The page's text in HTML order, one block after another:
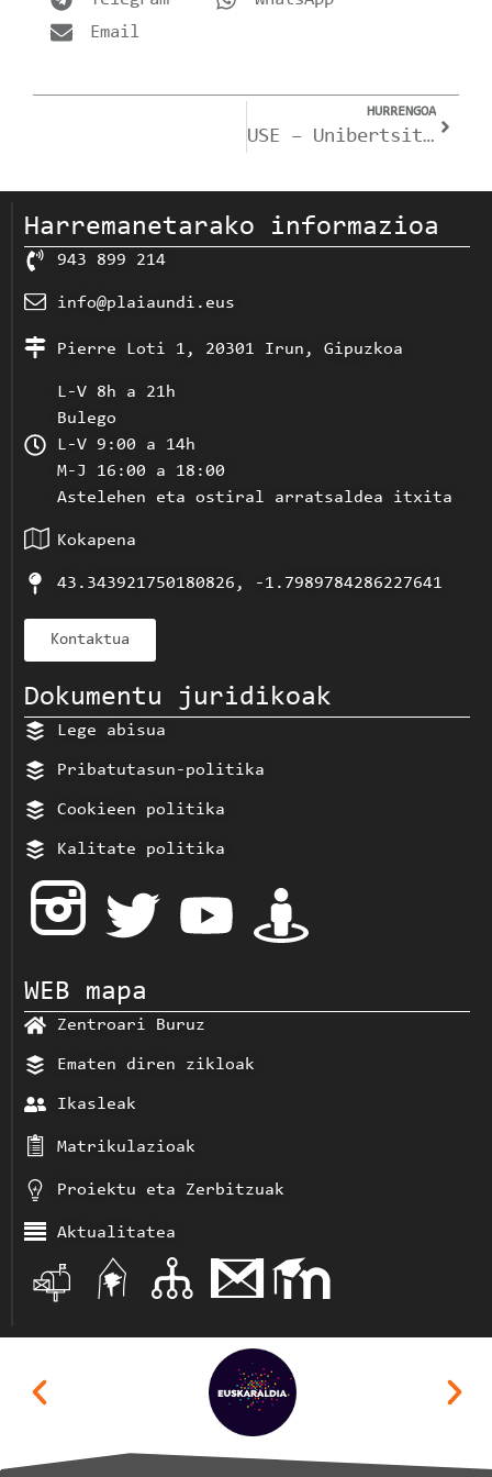
Email
HURRENGOA
USE – Unibertsitatera Sartzeko Ebaluazioa
Harremanetarako informazioa
943 899 214
info@plaiaundi.eus
Pierre Loti 1, 20301 Irun, Gipuzkoa
L-V 8h a 21h
Bulego
L-V 9:00 a 14h
M-J 16:00 a 18:00
Astelehen eta ostiral arratsaldea itxita
Kokapena
43.343921750180826, -1.7989784286227641
Kontaktua
Dokumentu juridikoak
Lege abisua
Pribatutasun-politika
Cookieen politika
Kalitate politika
WEB mapa
Zentroari Buruz
Ematen diren zikloak
Ikasleak
Matrikulazioak
Proiektu eta Zerbitzuak
Aktualitatea